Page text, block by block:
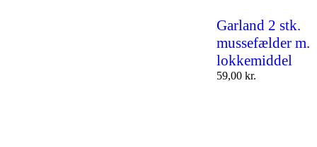
Garland 2 stk.
mussefælder m.
lokkemiddel
59,00 kr.